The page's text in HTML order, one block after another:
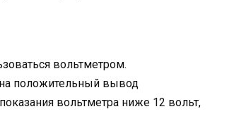
вольтметром.
положительный вывод
вольтметра ниже 12 вольт,